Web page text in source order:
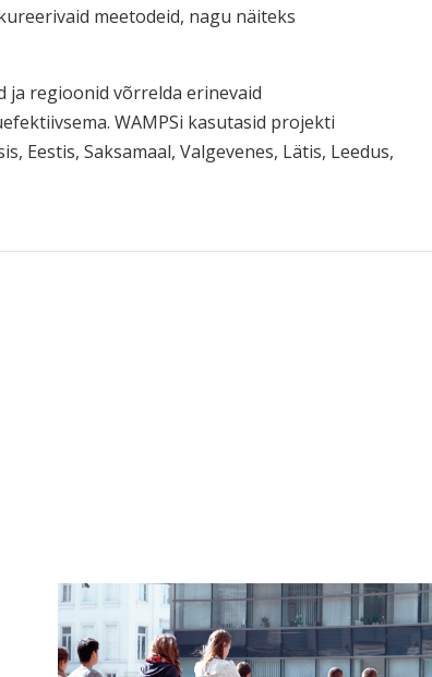
meetodeid, nagu näiteks
ja regioonid võrrelda erinevaid
WAMPSi kasutasid projekti
Eestis, Saksamaal, Valgevenes, Lätis, Leedus,